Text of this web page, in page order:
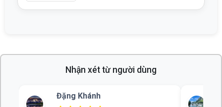
Nhận xét từ người dùng
Đặng Khánh